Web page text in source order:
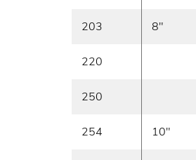
203 8"
220
250
254 10"